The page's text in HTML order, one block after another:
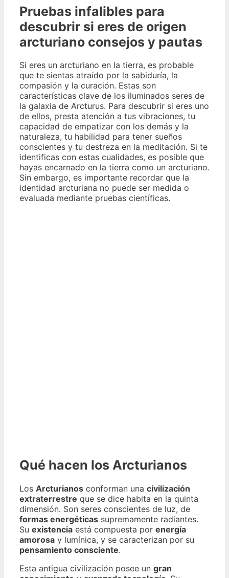
Pruebas infalibles para
descubrir si eres de origen
arcturiano consejos y pautas
Si eres un arcturiano en la tierra, es probable
que te sientas atraído por la sabiduría, la
compasión y la curación. Estas son
características clave de los iluminados seres de
la galaxia de Arcturus. Para descubrir si eres uno
de ellos, presta atención a tus vibraciones, tu
capacidad de empatizar con los demás y la
naturaleza, tu habilidad para tener sueños
conscientes y tu destreza en la meditación. Si te
identificas con estas cualidades, es posible que
hayas encarnado en la tierra como un arcturiano.
Sin embargo, es importante recordar que la
identidad arcturiana no puede ser medida o
evaluada mediante pruebas científicas.
Qué hacen los Arcturianos
Los Arcturianos conforman una civilización
extraterrestre que se dice habita en la quinta
dimensión. Son seres conscientes de luz, de
formas energéticas supremamente radiantes.
Su existencia está compuesta por energía
amorosa y lumínica, y se caracterizan por su
pensamiento consciente.
Esta antigua civilización posee un gran